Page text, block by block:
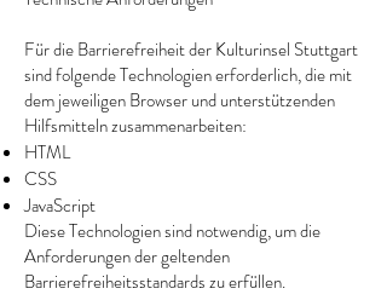
Für die Barrierefreiheit der Kulturinsel Stuttgart
sind folgende Technologien erforderlich, die mit
dem jeweiligen Browser und unterstützenden
Hilfsmitteln zusammenarbeiten:
HTML
CSS
JavaScript
Diese Technologien sind notwendig, um die
Anforderungen der geltenden
Barrierefreiheitsstandards zu erfüllen.